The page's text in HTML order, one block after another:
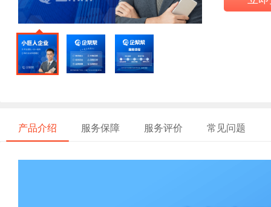
产品介绍 服务保障 服务评价 常见问题